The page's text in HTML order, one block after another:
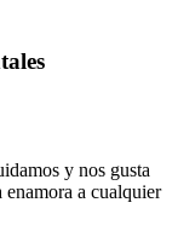
y nos gusta
enamora a cualquier